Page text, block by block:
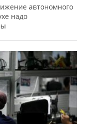
автономного
надо